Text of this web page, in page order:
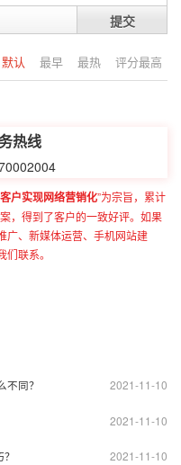
提交
默认 最早 最热 评分最高
热线
户实现网络营销化”为宗旨，累计
，得到了客户的一致好评。如果
广、新媒体运营、手机网站建
联系。
2021-11-10
同？
2021-11-10
2021-11-10